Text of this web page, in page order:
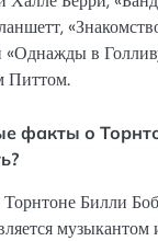
в
Питтом.
факты о
Билли